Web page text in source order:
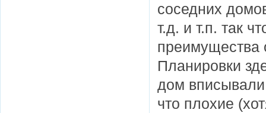
соседних
т.д. и т.п. так
преимущества
Планировки
дом вписывали
что плохие